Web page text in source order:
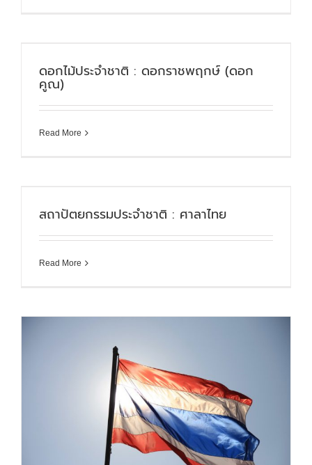
ดอกไม้ประจำชาติ : ดอกราชพฤกษ์ (ดอก
คูณ)
Read More
สถาปัตยกรรมประจำชาติ : ศาลาไทย
Read More